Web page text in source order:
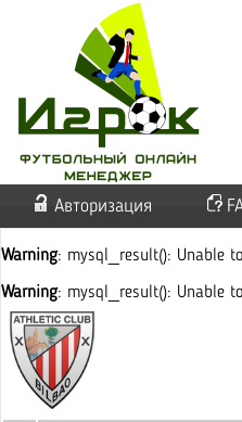
Авторизация
Warning: mysql_result(): Unable
Warning: mysql_result(): Unable